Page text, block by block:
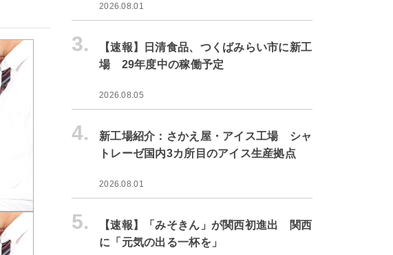
2026.08.01
3.
【速報】日清食品、つくばみらい市に新工
場 29年度中の稼働予定
2026.08.05
4.
新工場紹介：さかえ屋・アイス工場 シャ
トレーゼ国内3カ所目のアイス生産拠点
2026.08.01
5.
【速報】「みそきん」が関西初進出 関西
に「元気の出る一杯を」